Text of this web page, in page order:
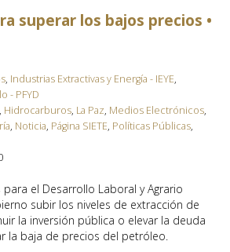
superar los bajos precios •
, Industrias Extractivas y Energía - IEYE,
- PFYD
, Hidrocarburos, La Paz, Medios Electrónicos,
, Noticia, Página SIETE, Políticas Públicas,
el Desarrollo Laboral y Agrario
subir los niveles de extracción de
la inversión pública o elevar la deuda
la baja de precios del petróleo.